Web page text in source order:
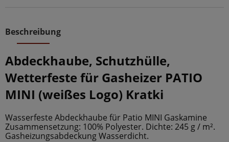
Beschreibung
Abdeckhaube, Schutzhülle,
Wetterfeste für Gasheizer PATIO
MINI (weißes Logo) Kratki
Wasserfeste Abdeckhaube für Patio MINI Gaskamine
Zusammensetzung: 100% Polyester. Dichte: 245 g / m².
GasheizungsabdeckungWasserdicht.